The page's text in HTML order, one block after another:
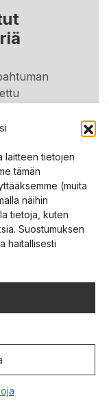
laitteen tietojen
tämän
(muita
näihin
tietoja, kuten
Suostumuksen
haitallisesti
or
SRK is the
countries.